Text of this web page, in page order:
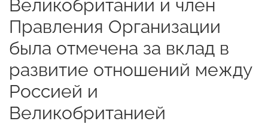
Великобритании и член
Правления Организации
была отмечена за вклад в
развитие отношений между
Россией и
Великобританией